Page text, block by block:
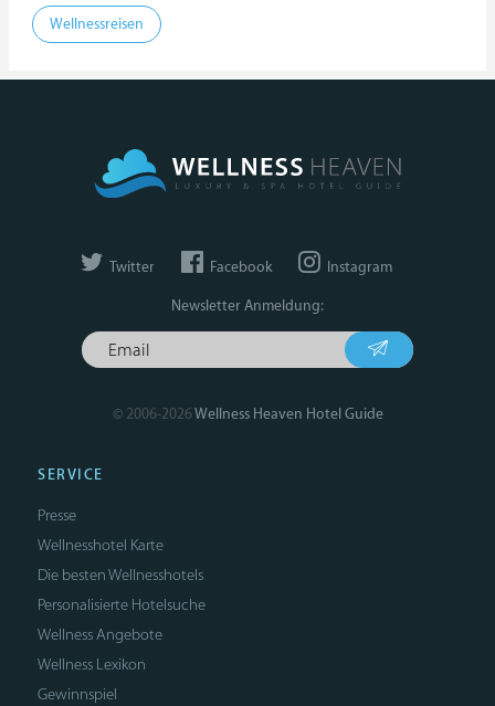
Wellnessreisen
Twitter Facebook Instagram
Newsletter Anmeldung:
© 2006-2026Wellness Heaven Hotel Guide
SERVICE
Presse
Wellnesshotel Karte
Die besten Wellnesshotels
Personalisierte Hotelsuche
Wellness Angebote
Wellness Lexikon
Gewinnspiel